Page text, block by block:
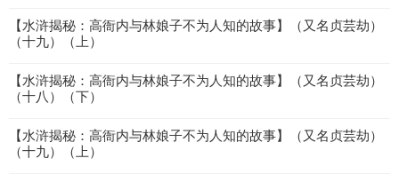
【水浒揭秘：高衙内与林娘子不为人知的故事】（又名贞芸劫）
（十九）（上）
【水浒揭秘：高衙内与林娘子不为人知的故事】（又名贞芸劫）
（十八）（下）
【水浒揭秘：高衙内与林娘子不为人知的故事】（又名贞芸劫）
（十九）（上）